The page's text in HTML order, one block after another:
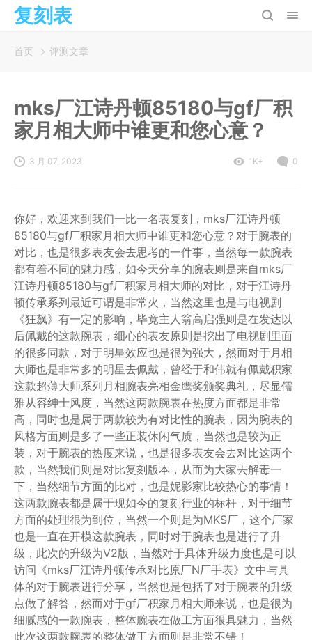
复刻表
首页 评测文章
mks厂江诗丹顿85180与gf厂积
家月相大师中谁更和您心意？
3 月 07, 2023 1K+ 0
你好，欢迎来到我们一比一名表复刻，mks厂江诗丹顿
85180与gf厂积家月相大师中谁更和您心意？对于腕表的
对比，也是很多表友会去思考的一件事，当然每一款腕表
都有着不同的魅力感，如今天分享的腕表则是来自mks厂
江诗丹顿85180与gf厂积家月相大师的对比，对于江诗丹
顿传承系列最近可谓是非常火，当然这里也是与电视剧
《狂飙》有一定的影响，毕竟主人翁高启强则是在发达以
后佩戴的这款腕表，细心的表友原则是挖出了电视剧里面
的很多同款，对于明星效应也是很为强大，然而对于月相
大师也是非常多的明星去佩戴，曾经于和伟就有佩戴积家
这款超薄大师系列月相腕表亮相金鹰奖颁奖典礼，尽显儒
雅从容绅士风度，当然这两款腕表在热度方面都是非常
高，同时也是属于两款较为有对比性的腕表，因为腕表的
风格方面则是多了一些正装休闲气质，当然也是较为正
装，对于腕表的热度来说，也是很多表友会去对比这两个
款，当然我们则是对比复刻版本，从而为大家去解毒一
下，当然细节方面的比对，也是妮影家比较热心的事情！
这两款腕表都是属于现如今的复刻行业的标杆，对于细节
方面的处理很为到位，当然一个则是为MKS厂，这个厂家
也是一直在开模这款腕表，同时对于腕表也是进行了升
级，此次的升级为V2版，当然对于具体升级力度也是可以
访问《mks厂江诗丹顿传承对比原厂N厂手表》文中与具
体的对于腕表进行分享，当然也是包括了对于腕表的升级
点做了解答，然而对于gf厂积家月相大师来说，也是很为
细腻感的一款腕表，整体腕表在做工方面很具魅力，当然
此次这两款腕表的整体做工方面则是非常不错！